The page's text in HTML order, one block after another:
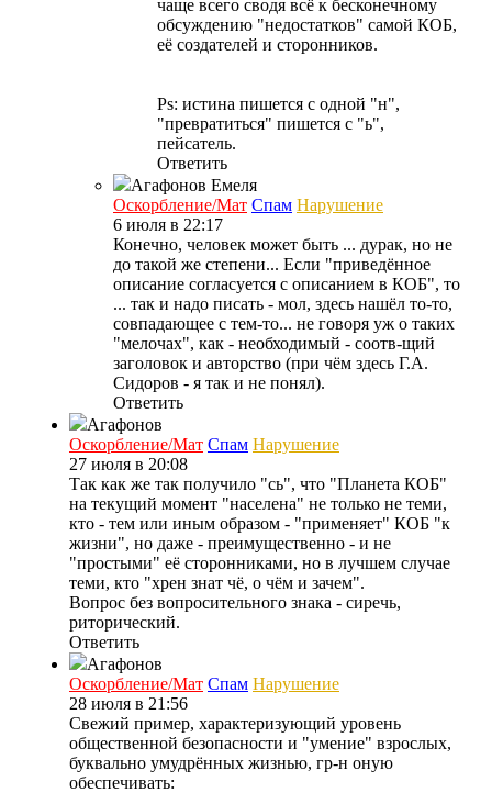
чаще всего сводя всё к бесконечному
обсуждению "недостатков" самой КОБ,
её создателей и сторонников.
Ps: истина пишется с одной "н",
"превратиться" пишется с "ь",
пейсатель.
Ответить
Агафонов Емеля
Оскорбление/Мат Спам Нарушение
6 июля в 22:17
Конечно, человек может быть ... дурак, но не
до такой же степени... Если "приведённое
описание согласуется с описанием в КОБ", то
... так и надо писать - мол, здесь нашёл то-то,
совпадающее с тем-то... не говоря уж о таких
"мелочах", как - необходимый - соотв-щий
заголовок и авторство (при чём здесь Г.А.
Сидоров - я так и не понял).
Ответить
Агафонов
Оскорбление/Мат Спам Нарушение
27 июля в 20:08
Так как же так получило "сь", что "Планета КОБ"
на текущий момент "населена" не только не теми,
кто - тем или иным образом - "применяет" КОБ "к
жизни", но даже - преимущественно - и не
"простыми" её сторонниками, но в лучшем случае
теми, кто "хрен знат чё, о чём и зачем".
Вопрос без вопросительного знака - сиречь,
риторический.
Ответить
Агафонов
Оскорбление/Мат Спам Нарушение
28 июля в 21:56
Свежий пример, характеризующий уровень
общественной безопасности и "умение" взрослых,
буквально умудрённых жизнью, гр-н оную
обеспечивать: